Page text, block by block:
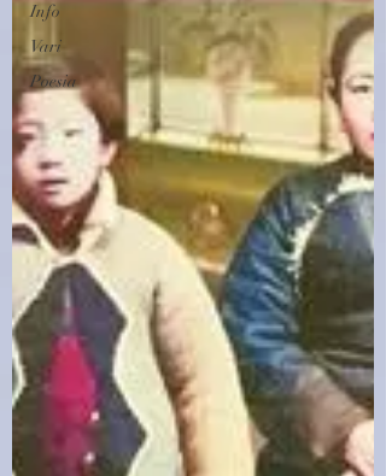
Info
Vari
Poesia